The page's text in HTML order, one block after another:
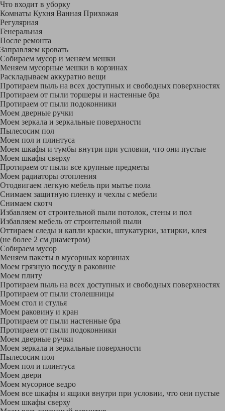
Что входит в уборку
Регу­лярная
Гене­ральная
После ремонта
Заправляем кровать
Собираем мусор и меняем мешки
Меняем мусорные мешки в корзинах
Раскладываем аккуратно вещи
Протираем пыль на всех доступных и свободных поверхностях
Протираем от пыли торшеры и настенные бра
Протираем от пыли подоконники
Моем дверные ручки
Моем зеркала и зеркальные поверхности
Пылесосим пол
Моем пол и плинтуса
Моем шкафы и тумбы внутри при условии, что они пустые
Моем шкафы сверху
Протираем от пыли все крупные предметы
Моем радиаторы отопления
Отодвигаем легкую мебель при мытье пола
Снимаем защитную пленку и чехлы с мебели
Снимаем скотч
Избавляем от строительной пыли потолок, стены и пол
Избавляем мебель от строительной пыли
Оттираем следы и капли краски, штукатурки, затирки, клея
(не более 2 см диаметром)
Собираем мусор
Меняем пакеты в мусорных корзинах
Моем грязную посуду в раковине
Моем плиту
Протираем пыль на всех доступных и свободных поверхностях
Протираем от пыли столешницы
Моем стол и стулья
Моем раковину и кран
Протираем от пыли настенные бра
Протираем от пыли подоконники
Моем дверные ручки
Моем зеркала и зеркальные поверхности
Пылесосим пол
Моем пол и плинтуса
Моем двери
Моем мусорное ведро
Моем все шкафы и ящики внутри при условии, что они пустые
Моем шкафы сверху